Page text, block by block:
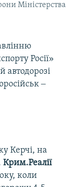
Міністерства
Росії»
автодорозі
‒
Керчі, на
Крим.Реалії
коли